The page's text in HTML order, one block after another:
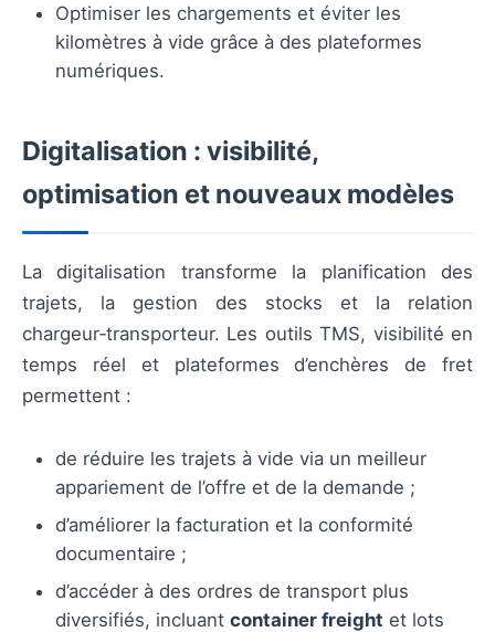
Optimiser les chargements et éviter les
kilomètres à vide grâce à des plateformes
numériques.
Digitalisation : visibilité,
optimisation et nouveaux modèles
La digitalisation transforme la planification des
trajets, la gestion des stocks et la relation
chargeur‑transporteur. Les outils TMS, visibilité en
temps réel et plateformes d’enchères de fret
permettent :
de réduire les trajets à vide via un meilleur
appariement de l’offre et de la demande ;
d’améliorer la facturation et la conformité
documentaire ;
d’accéder à des ordres de transport plus
diversifiés, incluant container freight et lots